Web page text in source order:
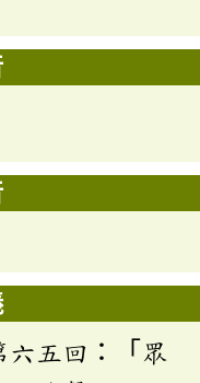
六五回：「眾